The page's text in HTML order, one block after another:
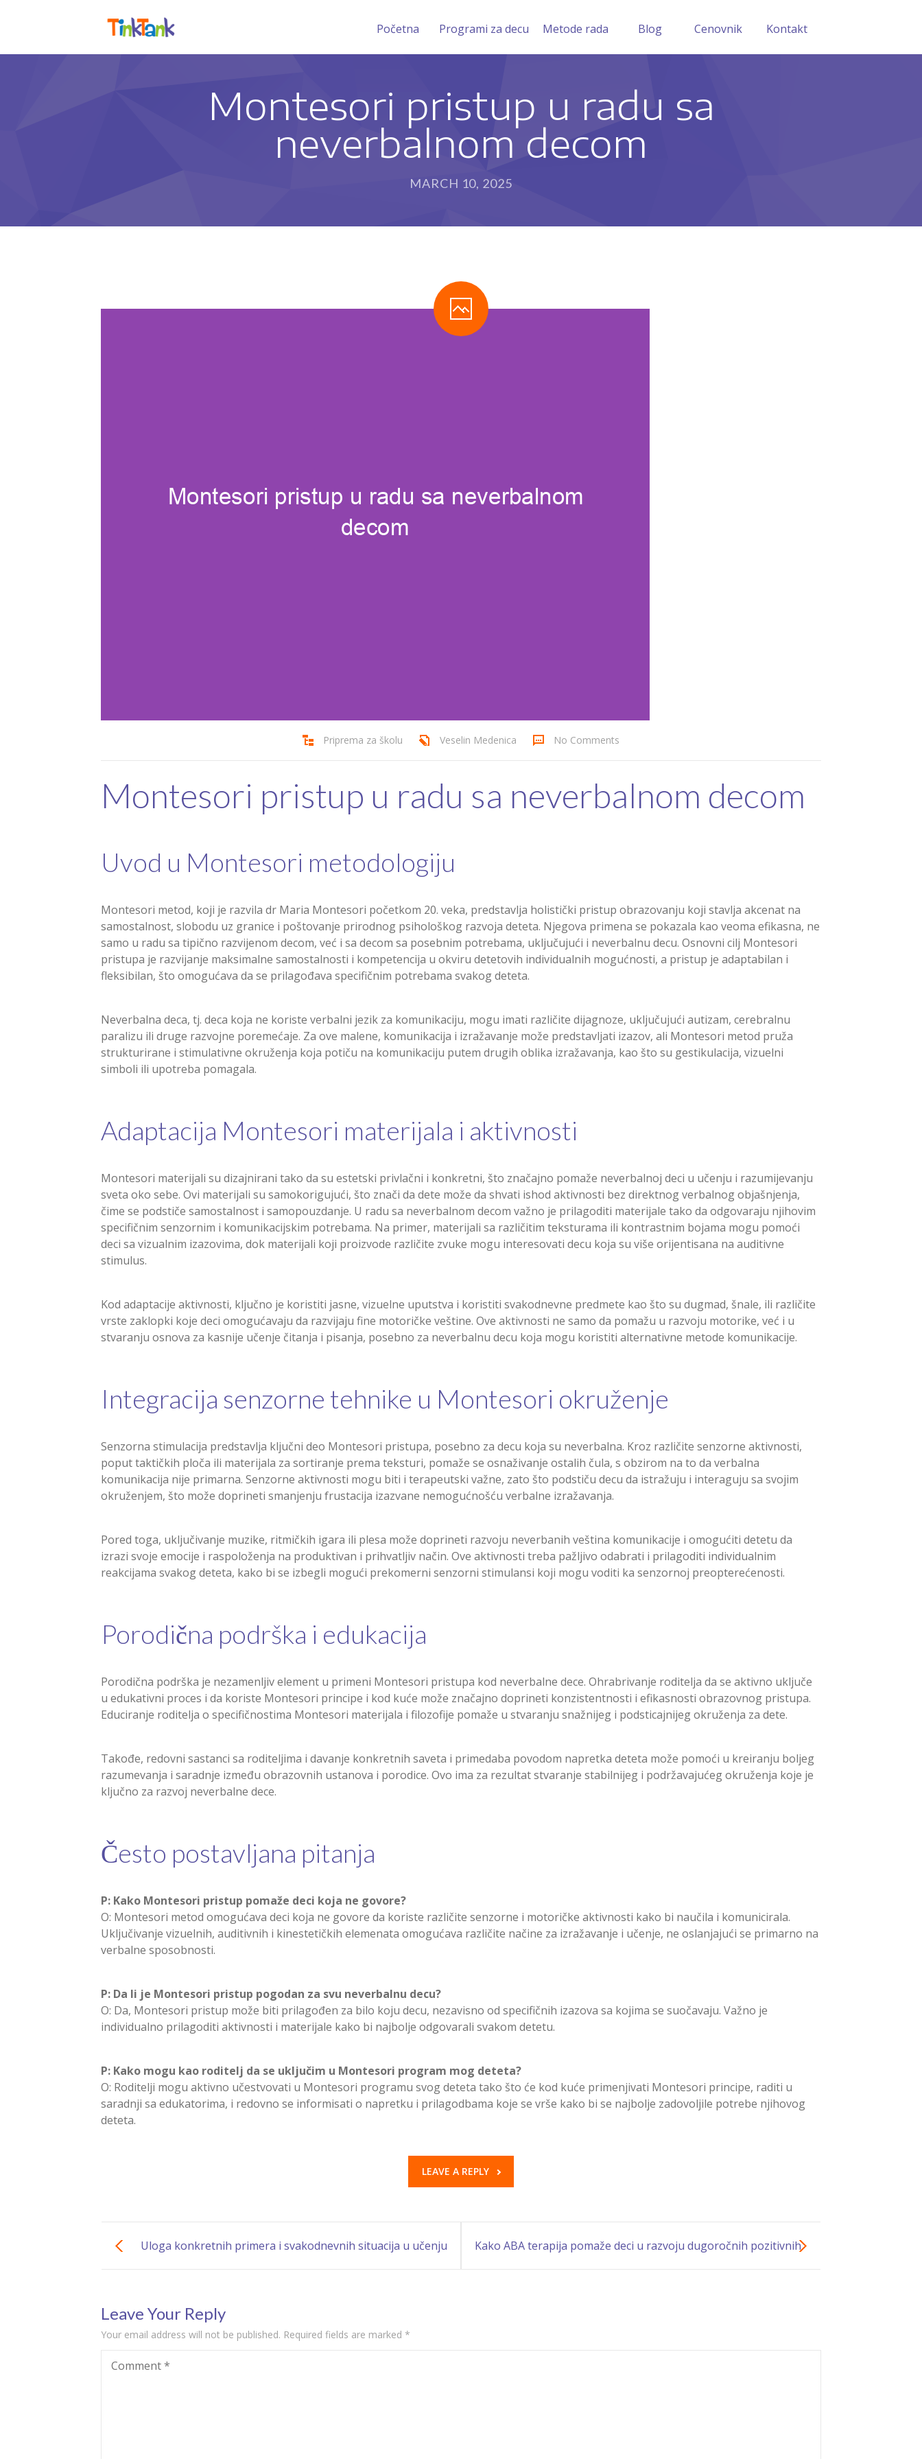
Početna Programi za decu Metode rada Blog Cenovnik Kontakt
Montesori pristup u radu sa
neverbalnom decom
MARCH 10, 2025
Priprema za školu Veselin Medenica No Comments
Montesori pristup u radu sa neverbalnom decom
Uvod u Montesori metodologiju
Montesori metod, koji je razvila dr Maria Montesori početkom 20. veka, predstavlja holistički pristup obrazovanju koji stavlja akcenat na
samostalnost, slobodu uz granice i poštovanje prirodnog psihološkog razvoja deteta. Njegova primena se pokazala kao veoma efikasna, ne
samo u radu sa tipično razvijenom decom, već i sa decom sa posebnim potrebama, uključujući i neverbalnu decu. Osnovni cilj Montesori
pristupa je razvijanje maksimalne samostalnosti i kompetencija u okviru detetovih individualnih mogućnosti, a pristup je adaptabilan i
fleksibilan, što omogućava da se prilagođava specifičnim potrebama svakog deteta.
Neverbalna deca, tj. deca koja ne koriste verbalni jezik za komunikaciju, mogu imati različite dijagnoze, uključujući autizam, cerebralnu
paralizu ili druge razvojne poremećaje. Za ove malene, komunikacija i izražavanje može predstavljati izazov, ali Montesori metod pruža
strukturirane i stimulativne okruženja koja potiču na komunikaciju putem drugih oblika izražavanja, kao što su gestikulacija, vizuelni
simboli ili upotreba pomagala.
Adaptacija Montesori materijala i aktivnosti
Montesori materijali su dizajnirani tako da su estetski privlačni i konkretni, što značajno pomaže neverbalnoj deci u učenju i razumijevanju
sveta oko sebe. Ovi materijali su samokorigujući, što znači da dete može da shvati ishod aktivnosti bez direktnog verbalnog objašnjenja,
čime se podstiče samostalnost i samopouzdanje. U radu sa neverbalnom decom važno je prilagoditi materijale tako da odgovaraju njihovim
specifičnim senzornim i komunikacijskim potrebama. Na primer, materijali sa različitim teksturama ili kontrastnim bojama mogu pomoći
deci sa vizualnim izazovima, dok materijali koji proizvode različite zvuke mogu interesovati decu koja su više orijentisana na auditivne
stimulus.
Kod adaptacije aktivnosti, ključno je koristiti jasne, vizuelne uputstva i koristiti svakodnevne predmete kao što su dugmad, šnale, ili različite
vrste zaklopki koje deci omogućavaju da razvijaju fine motoričke veštine. Ove aktivnosti ne samo da pomažu u razvoju motorike, već i u
stvaranju osnova za kasnije učenje čitanja i pisanja, posebno za neverbalnu decu koja mogu koristiti alternativne metode komunikacije.
Integracija senzorne tehnike u Montesori okruženje
Senzorna stimulacija predstavlja ključni deo Montesori pristupa, posebno za decu koja su neverbalna. Kroz različite senzorne aktivnosti,
poput taktičkih ploča ili materijala za sortiranje prema teksturi, pomaže se osnaživanje ostalih čula, s obzirom na to da verbalna
komunikacija nije primarna. Senzorne aktivnosti mogu biti i terapeutski važne, zato što podstiču decu da istražuju i interaguju sa svojim
okruženjem, što može doprineti smanjenju frustacija izazvane nemogućnošću verbalne izražavanja.
Pored toga, uključivanje muzike, ritmičkih igara ili plesa može doprineti razvoju neverbanih veština komunikacije i omogućiti detetu da
izrazi svoje emocije i raspoloženja na produktivan i prihvatljiv način. Ove aktivnosti treba pažljivo odabrati i prilagoditi individualnim
reakcijama svakog deteta, kako bi se izbegli mogući prekomerni senzorni stimulansi koji mogu voditi ka senzornoj preopterećenosti.
Porodična podrška i edukacija
Porodična podrška je nezamenljiv element u primeni Montesori pristupa kod neverbalne dece. Ohrabrivanje roditelja da se aktivno uključe
u edukativni proces i da koriste Montesori principe i kod kuće može značajno doprineti konzistentnosti i efikasnosti obrazovnog pristupa.
Educiranje roditelja o specifičnostima Montesori materijala i filozofije pomaže u stvaranju snažnijeg i podsticajnijeg okruženja za dete.
Takođe, redovni sastanci sa roditeljima i davanje konkretnih saveta i primedaba povodom napretka deteta može pomoći u kreiranju boljeg
razumevanja i saradnje između obrazovnih ustanova i porodice. Ovo ima za rezultat stvaranje stabilnijeg i podržavajućeg okruženja koje je
ključno za razvoj neverbalne dece.
Često postavljana pitanja
P: Kako Montesori pristup pomaže deci koja ne govore?
O: Montesori metod omogućava deci koja ne govore da koriste različite senzorne i motoričke aktivnosti kako bi naučila i komunicirala.
Uključivanje vizuelnih, auditivnih i kinestetičkih elemenata omogućava različite načine za izražavanje i učenje, ne oslanjajući se primarno na
verbalne sposobnosti.
P: Da li je Montesori pristup pogodan za svu neverbalnu decu?
O: Da, Montesori pristup može biti prilagođen za bilo koju decu, nezavisno od specifičnih izazova sa kojima se suočavaju. Važno je
individualno prilagoditi aktivnosti i materijale kako bi najbolje odgovarali svakom detetu.
P: Kako mogu kao roditelj da se uključim u Montesori program mog deteta?
O: Roditelji mogu aktivno učestvovati u Montesori programu svog deteta tako što će kod kuće primenjivati Montesori principe, raditi u
saradnji sa edukatorima, i redovno se informisati o napretku i prilagodbama koje se vrše kako bi se najbolje zadovoljile potrebe njihovog
deteta.
LEAVE A REPLY
Uloga konkretnih primera i svakodnevnih situacija u učenju Kako ABA terapija pomaže deci u razvoju dugoročnih pozitivnih
Leave Your Reply
Your email address will not be published. Required fields are marked *
Comment*